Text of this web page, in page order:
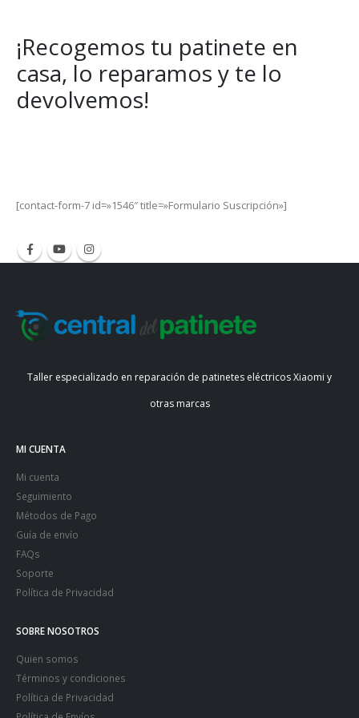
¡Recogemos tu patinete en
casa, lo reparamos y te lo
devolvemos!
[contact-form-7 id=»1546″ title=»Formulario Suscripción»]
Taller especializado en reparación de patinetes eléctricos Xiaomi y
otras marcas
MI CUENTA
Mi cuenta
Seguimiento
Métodos de Pago
Guía de envío
FAQs
Soporte
Política de Privacidad
SOBRE NOSOTROS
Quien somos
Términos y condiciones
Política de Privacidad